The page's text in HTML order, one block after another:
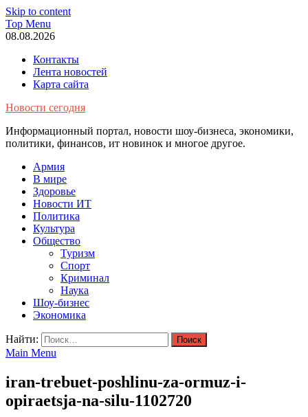
Skip to content
Top Menu
08.08.2026
Контакты
Лента новостей
Карта сайта
Новости сегодня
Информационный портал, новости шоу-бизнеса, экономики,
политики, финансов, ит новинок и многое другое.
Армия
В мире
Здоровье
Новости ИТ
Политика
Культура
Общество
Туризм
Спорт
Криминал
Наука
Шоу-бизнес
Экономика
Найти:
Main Menu
iran-trebuet-poshlinu-za-ormuz-i-
opiraetsja-na-silu-1102720